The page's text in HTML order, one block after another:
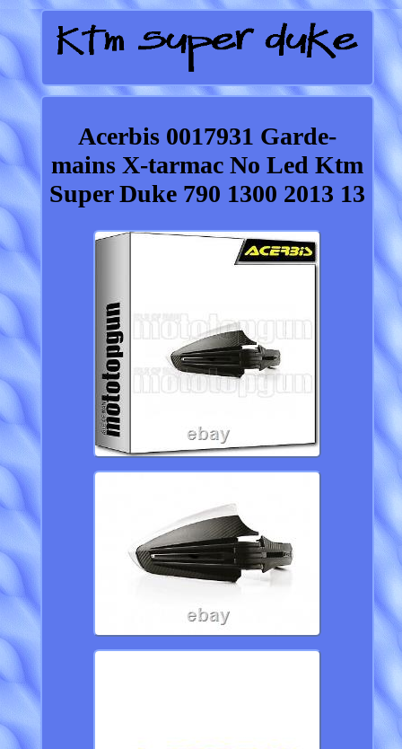
Acerbis 0017931 Garde-
mains X-tarmac No Led Ktm
Super Duke 790 1300 2013 13